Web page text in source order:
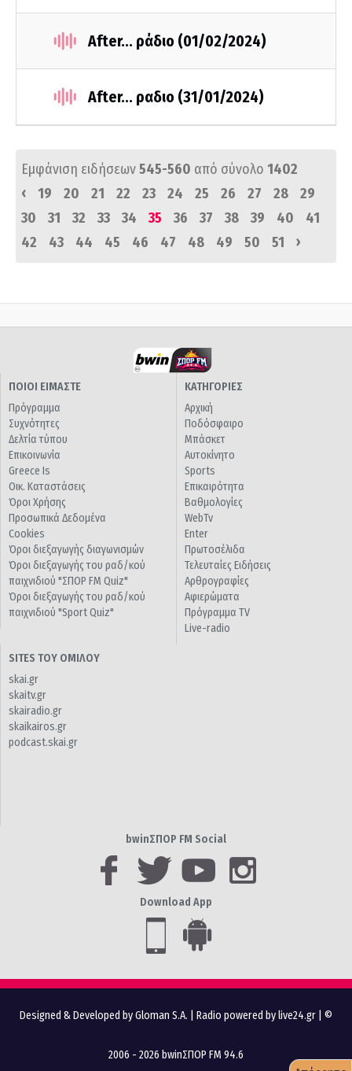
After... ράδιο (01/02/2024)
After... ραδιο (31/01/2024)
Εμφάνιση ειδήσεων545-560 από σύνολο 1402
‹
19 20 21 22 23 24 25 26 27 28
29
30
31 32 33 34 35 36 37 38 39 40
41
42
43 44 45 46 47 48 49 50 51 ›
ΠΟΙΟΙ ΕΙΜΑΣΤΕ
Πρόγραμμα
Συχνότητες
Δελτία τύπου
Επικοινωνία
Greece Is
Οικ. Καταστάσεις
Όροι Χρήσης
Προσωπικά Δεδομένα
Cookies
Όροι διεξαγωγής διαγωνισμών
Όροι διεξαγωγής του ραδ/κού
παιχνιδιού "ΣΠΟΡ FM Quiz"
Όροι διεξαγωγής του ραδ/κού
παιχνιδιού "Sport Quiz"
ΚΑΤΗΓΟΡΙΕΣ
Αρχική
Ποδόσφαιρο
Μπάσκετ
Αυτοκίνητο
Sports
Επικαιρότητα
Βαθμολογίες
WebTv
Enter
Πρωτοσέλιδα
Τελευταίες Ειδήσεις
Αρθρογραφίες
Αφιερώματα
Πρόγραμμα TV
Live-radio
SITES ΤΟΥ ΟΜΙΛΟΥ
skai.gr
skaitv.gr
skairadio.gr
skaikairos.gr
podcast.skai.gr
bwinΣΠΟΡ FM Social
Download App
Designed & Developed by Gloman S.A. Radio powered by live24.gr | ©
2006 - 2026 bwinΣΠΟΡ FM 94.6